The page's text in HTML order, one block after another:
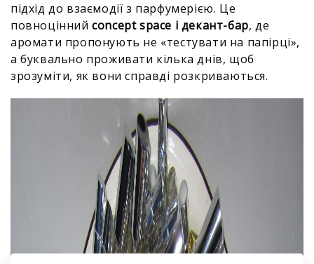
підхід до взаємодії з парфумерією. Це
повноціннийconcept space і декант-бар, де
аромати пропонують не «тестувати на папірці»,
а буквально проживати кілька днів, щоб
зрозуміти, як вони справді розкриваються.